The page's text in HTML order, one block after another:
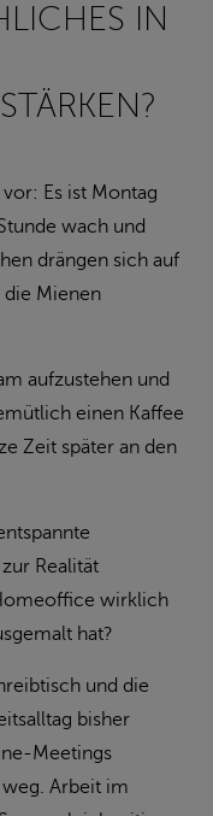
IN
Es ist Montag
wach und
drängen sich auf
die Mienen
aufzustehen und
einen Kaffee
Zeit später an den
Realität
wirklich
hat?
und die
bisher
Meetings
Arbeit im